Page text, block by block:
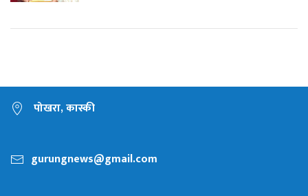
पोखरा, कास्की
gurungnews@gmail.com